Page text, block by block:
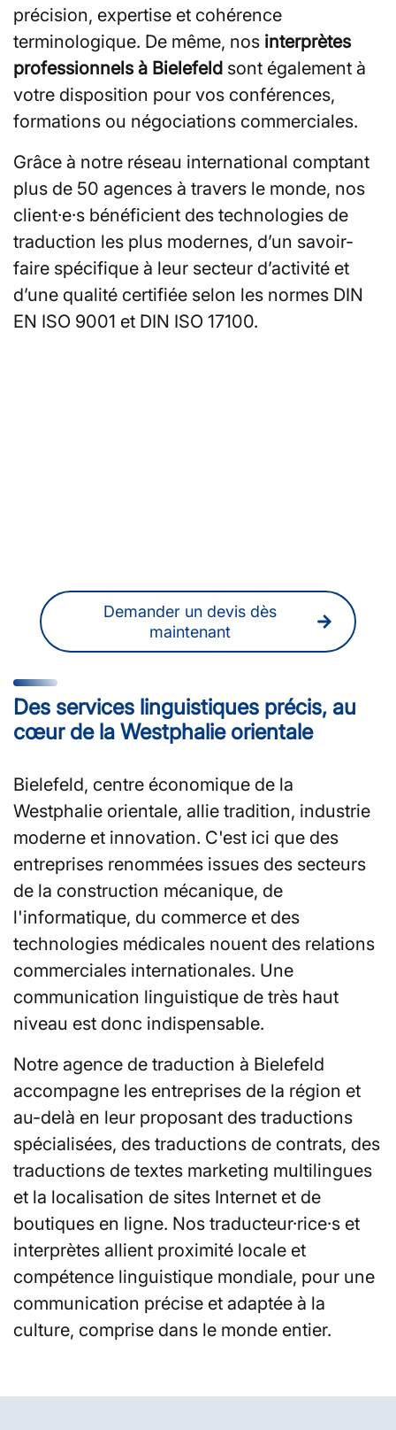
précision, expertise et cohérence
terminologique. De même, nos interprètes
professionnels à Bielefeld sont également à
votre disposition pour vos conférences,
formations ou négociations commerciales.
Grâce à notre réseau international comptant
plus de 50 agences à travers le monde, nos
client·e·s bénéficient des technologies de
traduction les plus modernes, d’un savoir-
faire spécifique à leur secteur d’activité et
d’une qualité certifiée selon les normes DIN
EN ISO 9001 et DIN ISO 17100.
Demander un devis dès
maintenant
Des services linguistiques précis, au
cœur de la Westphalie orientale
Bielefeld, centre économique de la
Westphalie orientale, allie tradition, industrie
moderne et innovation. C'est ici que des
entreprises renommées issues des secteurs
de la construction mécanique, de
l'informatique, du commerce et des
technologies médicales nouent des relations
commerciales internationales. Une
communication linguistique de très haut
niveau est donc indispensable.
Notre agence de traduction à Bielefeld
accompagne les entreprises de la région et
au-delà en leur proposant des traductions
spécialisées, des traductions de contrats, des
traductions de textes marketing multilingues
et la localisation de sites Internet et de
boutiques en ligne. Nos traducteur·rice·s et
interprètes allient proximité locale et
compétence linguistique mondiale, pour une
communication précise et adaptée à la
culture, comprise dans le monde entier.